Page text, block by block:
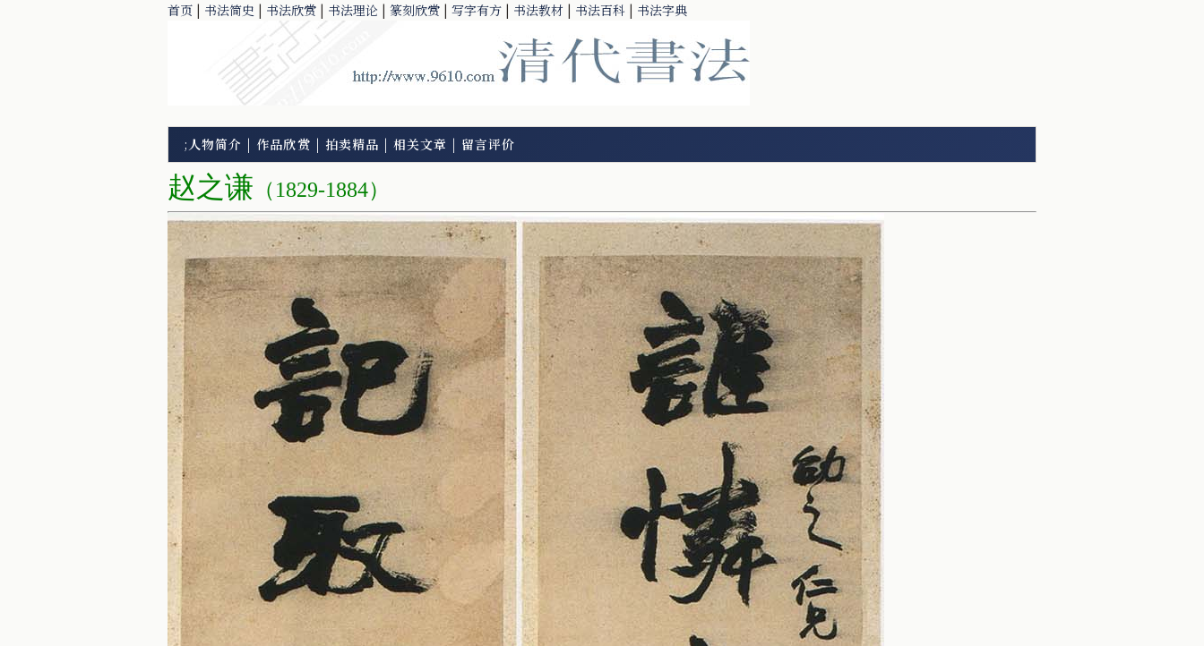
首页 | 书法简史 | 书法欣赏 | 书法理论 | 篆刻欣赏 | 写字有方 | 书法教材 | 书法百科 | 书法字典
; 人物简介 | 作品欣赏 | 拍卖精品 | 相关文章 | 留言评价
赵之谦 （1829-1884）